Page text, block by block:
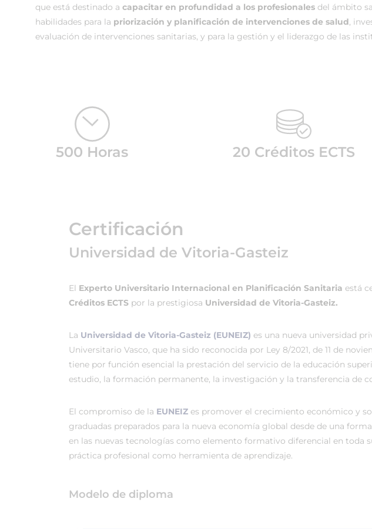
que está destinado a capacitar en profundidad a los profesionales del ámbito
habilidades para la priorización y planificación de intervenciones de salud,
evaluación de intervenciones sanitarias, y para la gestión y el liderazgo de las
500 Horas 20 Créditos ECTS
Certificación
Universidad de Vitoria-Gasteiz
El Experto Universitario Internacional en Planificación Sanitaria está
Créditos ECTS por la prestigiosa Universidad de Vitoria-Gasteiz.
La Universidad de Vitoria-Gasteiz (EUNEIZ) es una nueva universidad
Universitario Vasco, que ha sido reconocida por Ley 8/2021, de 11 de
tiene por función esencial la prestación del servicio de la educación
estudio, la formación permanente, la investigación y la transferencia de
El compromiso de la EUNEIZ es promover el crecimiento económico y
graduadas preparados para la nueva economía global desde de una
en las nuevas tecnologías como elemento formativo diferencial en toda
práctica profesional como herramienta de aprendizaje.
Modelo de diploma